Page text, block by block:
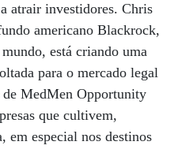
atrair investidores. Chris
americano Blackrock,
está criando uma
para o mercado legal
de MedMen Opportunity
que cultivem,
em especial nos destinos